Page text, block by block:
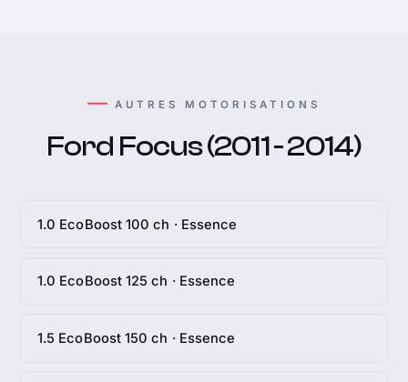
AUTRES MOTORISATIONS
Ford Focus (2011 - 2014)
1.0 EcoBoost 100 ch · Essence
1.0 EcoBoost 125 ch · Essence
1.5 EcoBoost 150 ch · Essence